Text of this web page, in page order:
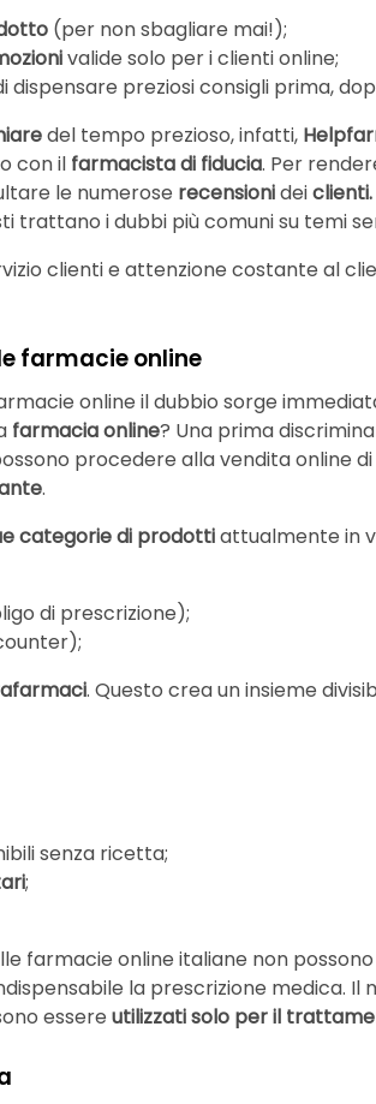
(per non sbagliare mai!);
valide solo per i clienti online;
dispensare preziosi consigli prima,
del tempo prezioso, infatti,
con il farmacista di fiducia. Per
le numerose recensionideiclienti.
trattano i dubbi più comuni su temi
clienti e attenzione costante al
farmacie online
online il dubbio sorge
farmaciaonline? Una prima
procedere alla vendita online di
.
categoriedi prodottiattualmente in
di prescrizione);
. Questo crea un insieme
senza ricetta;
;
farmacie online italiane non
la prescrizione medica.
essere utilizzati solo per il